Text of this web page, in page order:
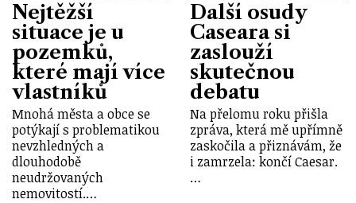
Nejtěžší
situace je u
pozemků,
které mají více
vlastníků
Mnohá města a obce se
potýkají s problematikou
nevzhledných a
dlouhodobě
neudržovaných
nemovitostí.…
Další osudy
Caseara si
zaslouží
skutečnou
debatu
Na přelomu roku přišla
zpráva, která mě upřímně
zaskočila a přiznávám, že
i zamrzela: končí Caesar.
…